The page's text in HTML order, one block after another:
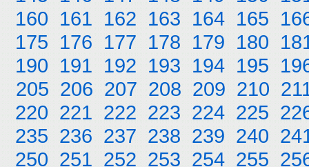
160 161 162 163 164 165
175 176 177 178 179 180
190 191 192 193 194 195
205 206 207 208 209 210
220 221 222 223 224 225
235 236 237 238 239 240
250 251 252 253 254 255